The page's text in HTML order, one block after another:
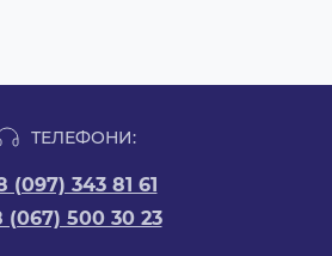
ТЕЛЕФОНИ:
(097) 343 81 61
(067) 500 30 23